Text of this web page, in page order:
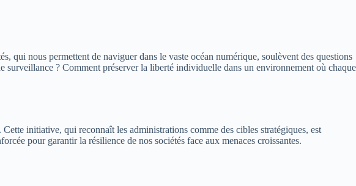
qui nous permettent de naviguer dans le vaste océan numérique, soulèvent des questions
surveillance ? Comment préserver la liberté individuelle dans un environnement où chaque
initiative, qui reconnaît les administrations comme des cibles stratégiques, est
pour garantir la résilience de nos sociétés face aux menaces croissantes.